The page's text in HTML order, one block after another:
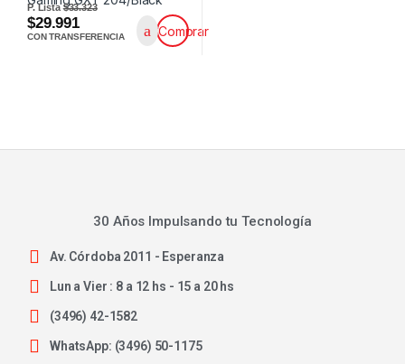
P. Lista$33.323
$29.991
CON TRANSFERENCIA Comprar
30 Años Impulsando tu Tecnología
Av. Córdoba 2011 - Esperanza
Lun a Vier : 8 a 12 hs - 15 a 20 hs
(3496) 42-1582
WhatsApp: (3496) 50-1175